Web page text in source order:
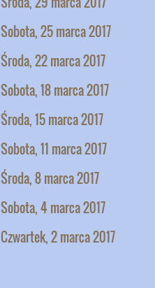
Sobota, 25 marca 2017
Środa, 22 marca 2017
Sobota, 18 marca 2017
Środa, 15 marca 2017
Sobota, 11 marca 2017
Środa, 8 marca 2017
Sobota, 4 marca 2017
Czwartek, 2 marca 2017